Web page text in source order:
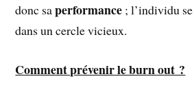
donc saperformance ; l’individu
dans un cercle vicieux.
Comment prévenir le burn out ?